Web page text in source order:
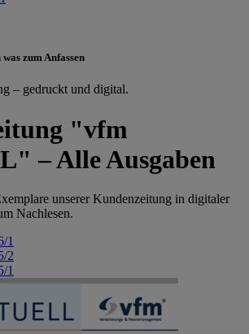
zum Anfassen
– gedruckt und digital.
"vfm
– Alle Ausgaben
unserer Kundenzeitung in digitaler
Nachlesen.
1
2
1